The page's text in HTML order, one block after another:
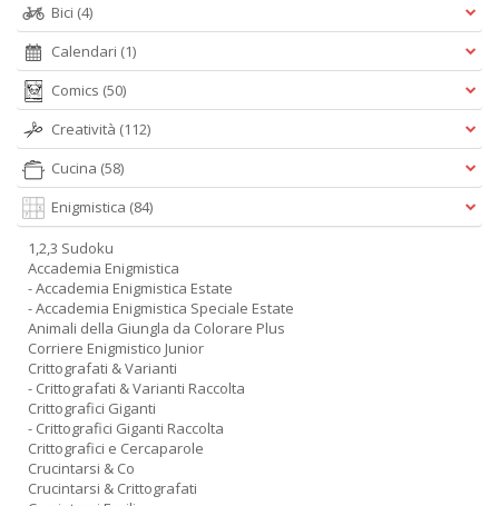
Bici (4)
Calendari (1)
Comics (50)
Creatività (112)
Cucina (58)
Enigmistica (84)
1,2,3 Sudoku
Accademia Enigmistica
- Accademia Enigmistica Estate
- Accademia Enigmistica Speciale Estate
Animali della Giungla da Colorare Plus
Corriere Enigmistico Junior
Crittografati & Varianti
- Crittografati & Varianti Raccolta
Crittografici Giganti
- Crittografici Giganti Raccolta
Crittografici e Cercaparole
Crucintarsi & Co
Crucintarsi & Crittografati